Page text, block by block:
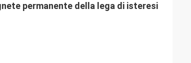
permanente della lega di isteresi